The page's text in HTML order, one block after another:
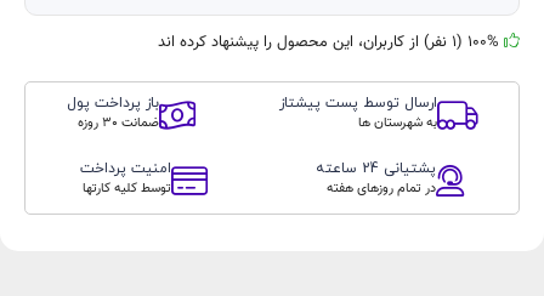
طرح
اپل
مدل
WS-
ارسال توسط پست پیشتاز
به شهرستان ها
باز پرداخت پول
ضمانت 30 روزه
پشتیانی 24 ساعته
در تمام روزهای هفته
امنیت پرداخت
توسط کلیه کارتها